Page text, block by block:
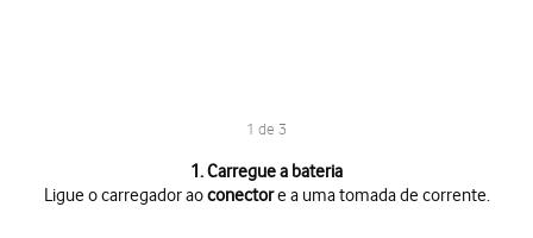
1 de 3
1. Carregue a bateria
Ligue o carregador aoconectore a uma tomada de corrente.